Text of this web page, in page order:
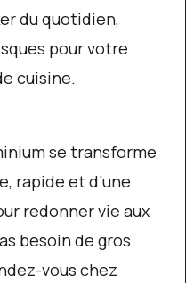
du quotidien,
pour votre
cuisine.
se transforme
rapide et d’une
redonner vie aux
besoin de gros
vous chez